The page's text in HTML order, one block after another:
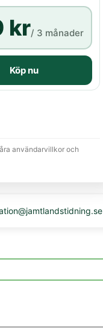
kr/ 3 månader
Köp nu
användarvillkor och